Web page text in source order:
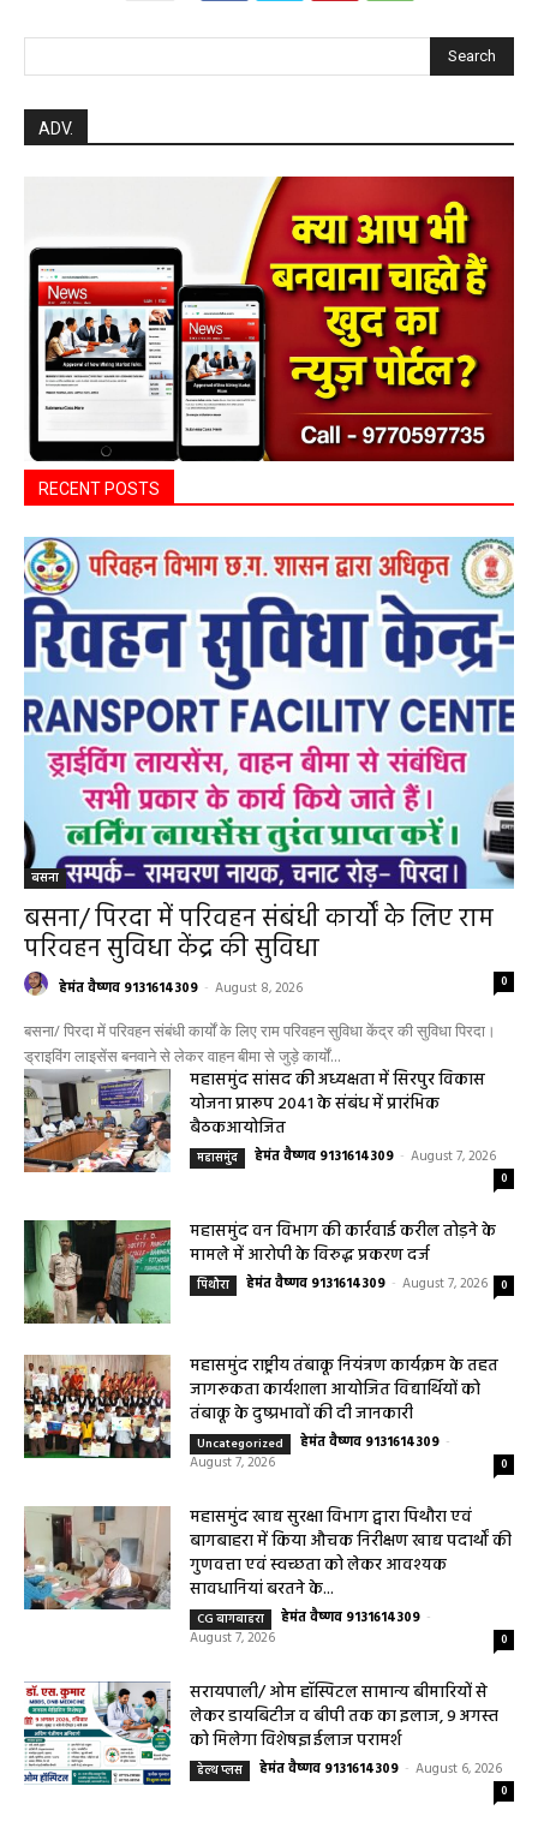
Search
ADV.
RECENT POSTS
बसना
बसना/ पिरदा में परिवहन संबंधी कार्यों के लिए राम
परिवहन सुविधा केंद्र की सुविधा
हेमंत वैष्णव 9131614309 - August 8, 2026 0
बसना/ पिरदा में परिवहन संबंधी कार्यों के लिए राम परिवहन सुविधा केंद्र की सुविधा पिरदा।
ड्राइविंग लाइसेंस बनवाने से लेकर वाहन बीमा से जुड़े कार्यों...
महासमुंद सांसद की अध्यक्षता में सिरपुर विकास
योजना प्रारूप 2041 के संबंध में प्रारंभिक
बैठकआयोजित
महासमुंद हेमंत वैष्णव 9131614309 - August 7, 2026
0
महासमुंद वन विभाग की कार्रवाई करील तोड़ने के
मामले में आरोपी के विरुद्ध प्रकरण दर्ज
पिथौरा हेमंत वैष्णव 9131614309 - August 7, 2026 0
महासमुंद राष्ट्रीय तंबाकू नियंत्रण कार्यक्रम के तहत
जागरूकता कार्यशाला आयोजित विद्यार्थियों को
तंबाकू के दुष्प्रभावों की दी जानकारी
Uncategorized हेमंत वैष्णव 9131614309 -
August 7, 2026
0
महासमुंद खाद्य सुरक्षा विभाग द्वारा पिथौरा एवं
बागबाहरा में किया औचक निरीक्षण खाद्य पदार्थों की
गुणवत्ता एवं स्वच्छता को लेकर आवश्यक
सावधानियां बरतने के...
CG बागबाहरा हेमंत वैष्णव 9131614309 -
August 7, 2026
0
सरायपाली/ ओम हॉस्पिटल सामान्य बीमारियों से
लेकर डायबिटीज व बीपी तक का इलाज, 9 अगस्त
को मिलेगा विशेषज्ञ ईलाज परामर्श
हेल्थ प्लस हेमंत वैष्णव 9131614309 - August 6, 2026
0